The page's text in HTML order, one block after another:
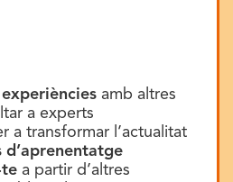
amb altres
a experts
a transformar l’actualitat
te a partir d’altres